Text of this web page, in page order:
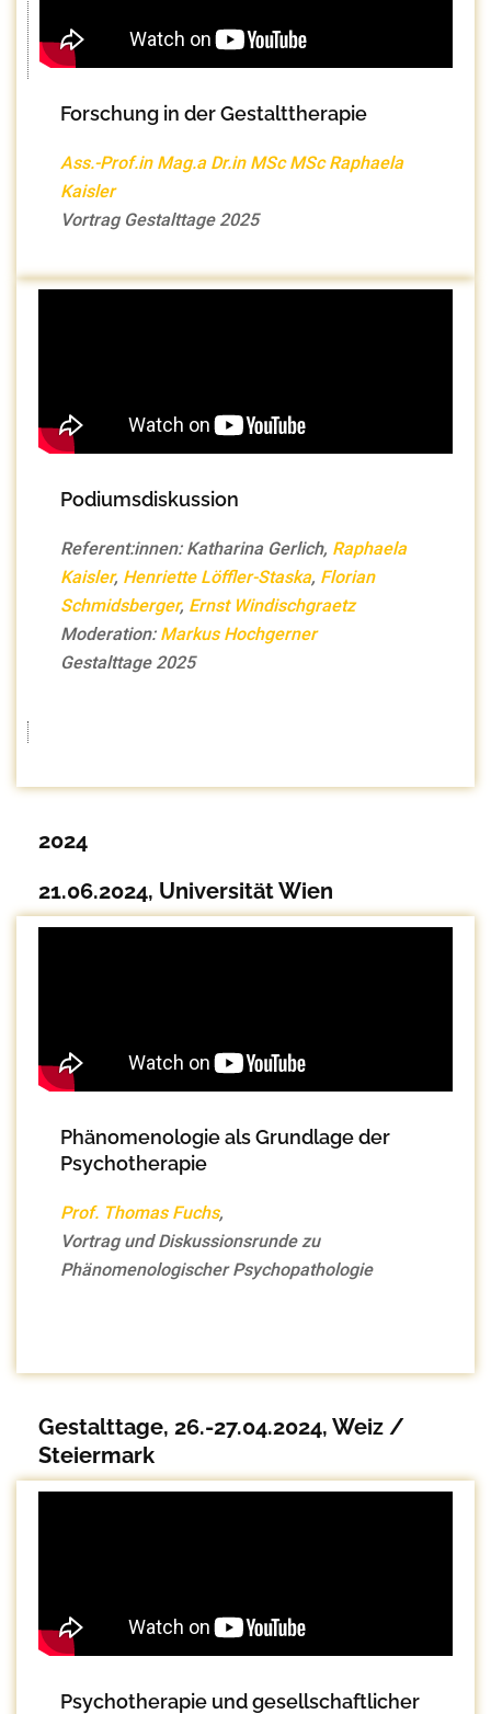
Forschung in der Gestalttherapie
Ass.-Prof.in Mag.a Dr.in MSc MSc Raphaela
Kaisler
Vortrag Gestalttage 2025
Podiumsdiskussion
Referent:innen: Katharina Gerlich, Raphaela
Kaisler, Henriette Löffler-Staska, Florian
Schmidsberger, Ernst Windischgraetz
Moderation:Markus Hochgerner
Gestalttage 2025
2024
21.06.2024, Universität Wien
Phänomenologie als Grundlage der
Psychotherapie
Prof. Thomas Fuchs,
Vortrag und Diskussionsrunde zu
Phänomenologischer Psychopathologie
Gestalttage, 26.-27.04.2024, Weiz /
Steiermark
Psychotherapie und gesellschaftlicher